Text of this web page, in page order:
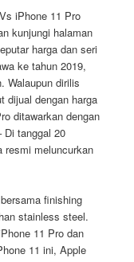
iPhone 11 Pro
kunjungi halaman
harga dan seri
ke tahun 2019,
Walaupun dirilis
dijual dengan harga
ditawarkan dengan
Di tanggal 20
resmi meluncurkan
finishing
stainless steel.
11 Pro dan
11 ini, Apple